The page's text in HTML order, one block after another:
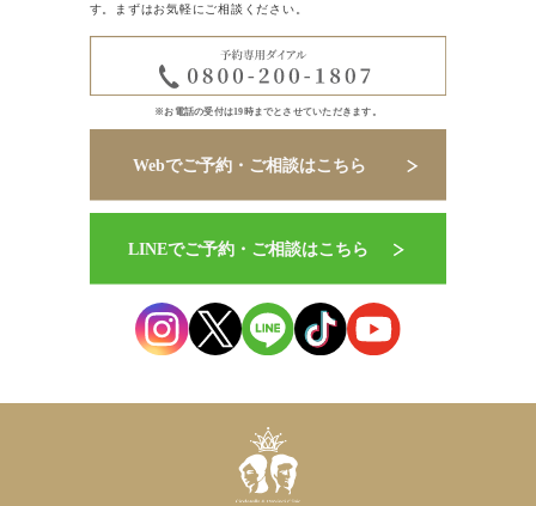
す。まずはお気軽にご相談ください。
※お電話の受付は19時までとさせていただきます。